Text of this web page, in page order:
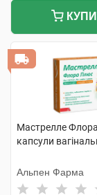
Мастрелле
капсули
Альпен Фарма